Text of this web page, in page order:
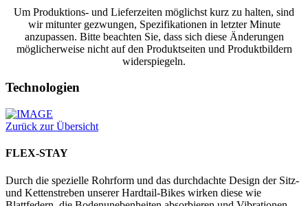
Um Produktions- und Lieferzeiten möglichst kurz zu halten, sind
wir mitunter gezwungen, Spezifikationen in letzter Minute
anzupassen. Bitte beachten Sie, dass sich diese Änderungen
möglicherweise nicht auf den Produktseiten und Produktbildern
widerspiegeln.
Technologien
Zurück zur Übersicht
FLEX-STAY
Durch die spezielle Rohrform und das durchdachte Design der Sitz-
und Kettenstreben unserer Hardtail-Bikes wirken diese wie